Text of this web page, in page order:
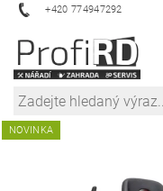
+420 774947292
NOVINKA